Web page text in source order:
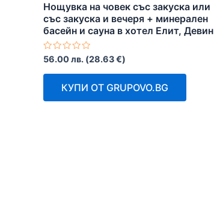
Нощувка на човек със закуска или
със закуска и вечеря + минерален
басейн и сауна в хотел Елит, Девин
Оценено
с
0
56.00лв. (28.63€)
КУПИ ОТ GRUPOVO.BG